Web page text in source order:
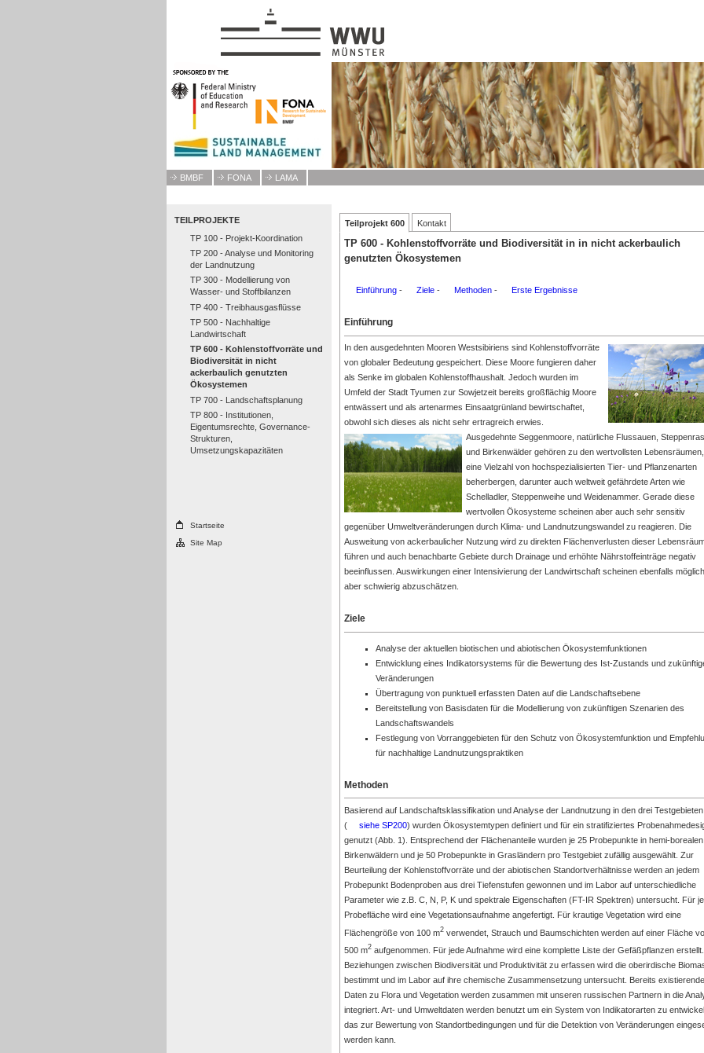
BMBF FONA
LAMA
TEILPROJEKTE
TP 100 - Projekt-Koordination
TP 200 - Analyse und Monitoring
der Landnutzung
TP 300 - Modellierung von
Wasser- und Stoffbilanzen
TP 400 - Treibhausgasflüsse
TP 500 - Nachhaltige
Landwirtschaft
TP 600 - Kohlenstoffvorräte und
Biodiversität in nicht
ackerbaulich genutzten
Ökosystemen
TP 700 - Landschaftsplanung
TP 800 - Institutionen,
Eigentumsrechte, Governance-
Strukturen,
Umsetzungskapazitäten
Startseite
Site Map
Teilprojekt 600 Kontakt
TP 600 - Kohlenstoffvorräte und Biodiversität in in nicht ackerbaulich
genutzten Ökosystemen
Einführung - Ziele - Methoden - Erste Ergebnisse
Einführung
In den ausgedehnten Mooren Westsibiriens sind Kohlenstoffvorräte
von globaler Bedeutung gespeichert. Diese Moore fungieren daher
als Senke im globalen Kohlenstoffhaushalt. Jedoch wurden im
Umfeld der Stadt Tyumen zur Sowjetzeit bereits großflächig Moore
entwässert und als artenarmes Einsaatgrünland bewirtschaftet,
obwohl sich dieses als nicht sehr ertragreich erwies.
Ausgedehnte Seggenmoore, natürliche Flussauen,
und Birkenwälder gehören zu den wertvollsten
eine Vielzahl von hochspezialisierten Tier- und Pflanzenarten
beherbergen, darunter auch weltweit gefährdete Arten wie
Schelladler, Steppenweihe und Weidenammer. Gerade diese
wertvollen Ökosysteme scheinen aber auch sehr sensitiv
gegenüber Umweltveränderungen durch Klima- und Landnutzungswandel zu reagieren. Die
Ausweitung von ackerbaulicher Nutzung wird zu direkten Flächenverlusten dieser
führen und auch benachbarte Gebiete durch Drainage und erhöhte Nährstoffeinträge negativ
beeinflussen. Auswirkungen einer Intensivierung der Landwirtschaft scheinen ebenfalls
aber schwierig abzuschätzen.
Ziele
Analyse der aktuellen biotischen und abiotischen Ökosystemfunktionen
Entwicklung eines Indikatorsystems für die Bewertung des Ist-Zustands und
Veränderungen
Übertragung von punktuell erfassten Daten auf die Landschaftsebene
Bereitstellung von Basisdaten für die Modellierung von zukünftigen Szenarien des
Landschaftswandels
Festlegung von Vorranggebieten für den Schutz von Ökosystemfunktion und
für nachhaltige Landnutzungspraktiken
Methoden
Basierend auf Landschaftsklassifikation und Analyse der Landnutzung in den drei Testgebieten
(
siehe SP200) wurden Ökosystemtypen definiert und für ein stratifiziertes
genutzt (Abb. 1). Entsprechend der Flächenanteile wurden je 25 Probepunkte in hemi-borealen
Birkenwäldern und je 50 Probepunkte in Grasländern pro Testgebiet zufällig ausgewählt. Zur
Beurteilung der Kohlenstoffvorräte und der abiotischen Standortverhältnisse werden an jedem
Probepunkt Bodenproben aus drei Tiefenstufen gewonnen und im Labor auf unterschiedliche
Parameter wie z.B. C, N, P, K und spektrale Eigenschaften (FT-IR Spektren) untersucht. Für
Probefläche wird eine Vegetationsaufnahme angefertigt. Für krautige Vegetation wird eine
Flächengröße von 100 m2 verwendet, Strauch und Baumschichten werden auf einer Fläche
500 m2 aufgenommen. Für jede Aufnahme wird eine komplette Liste der Gefäßpflanzen
Beziehungen zwischen Biodiversität und Produktivität zu erfassen wird die oberirdische
bestimmt und im Labor auf ihre chemische Zusammensetzung untersucht. Bereits existierende
Daten zu Flora und Vegetation werden zusammen mit unseren russischen Partnern in die
integriert. Art- und Umweltdaten werden benutzt um ein System von Indikatorarten zu
das zur Bewertung von Standortbedingungen und für die Detektion von Veränderungen
werden kann.